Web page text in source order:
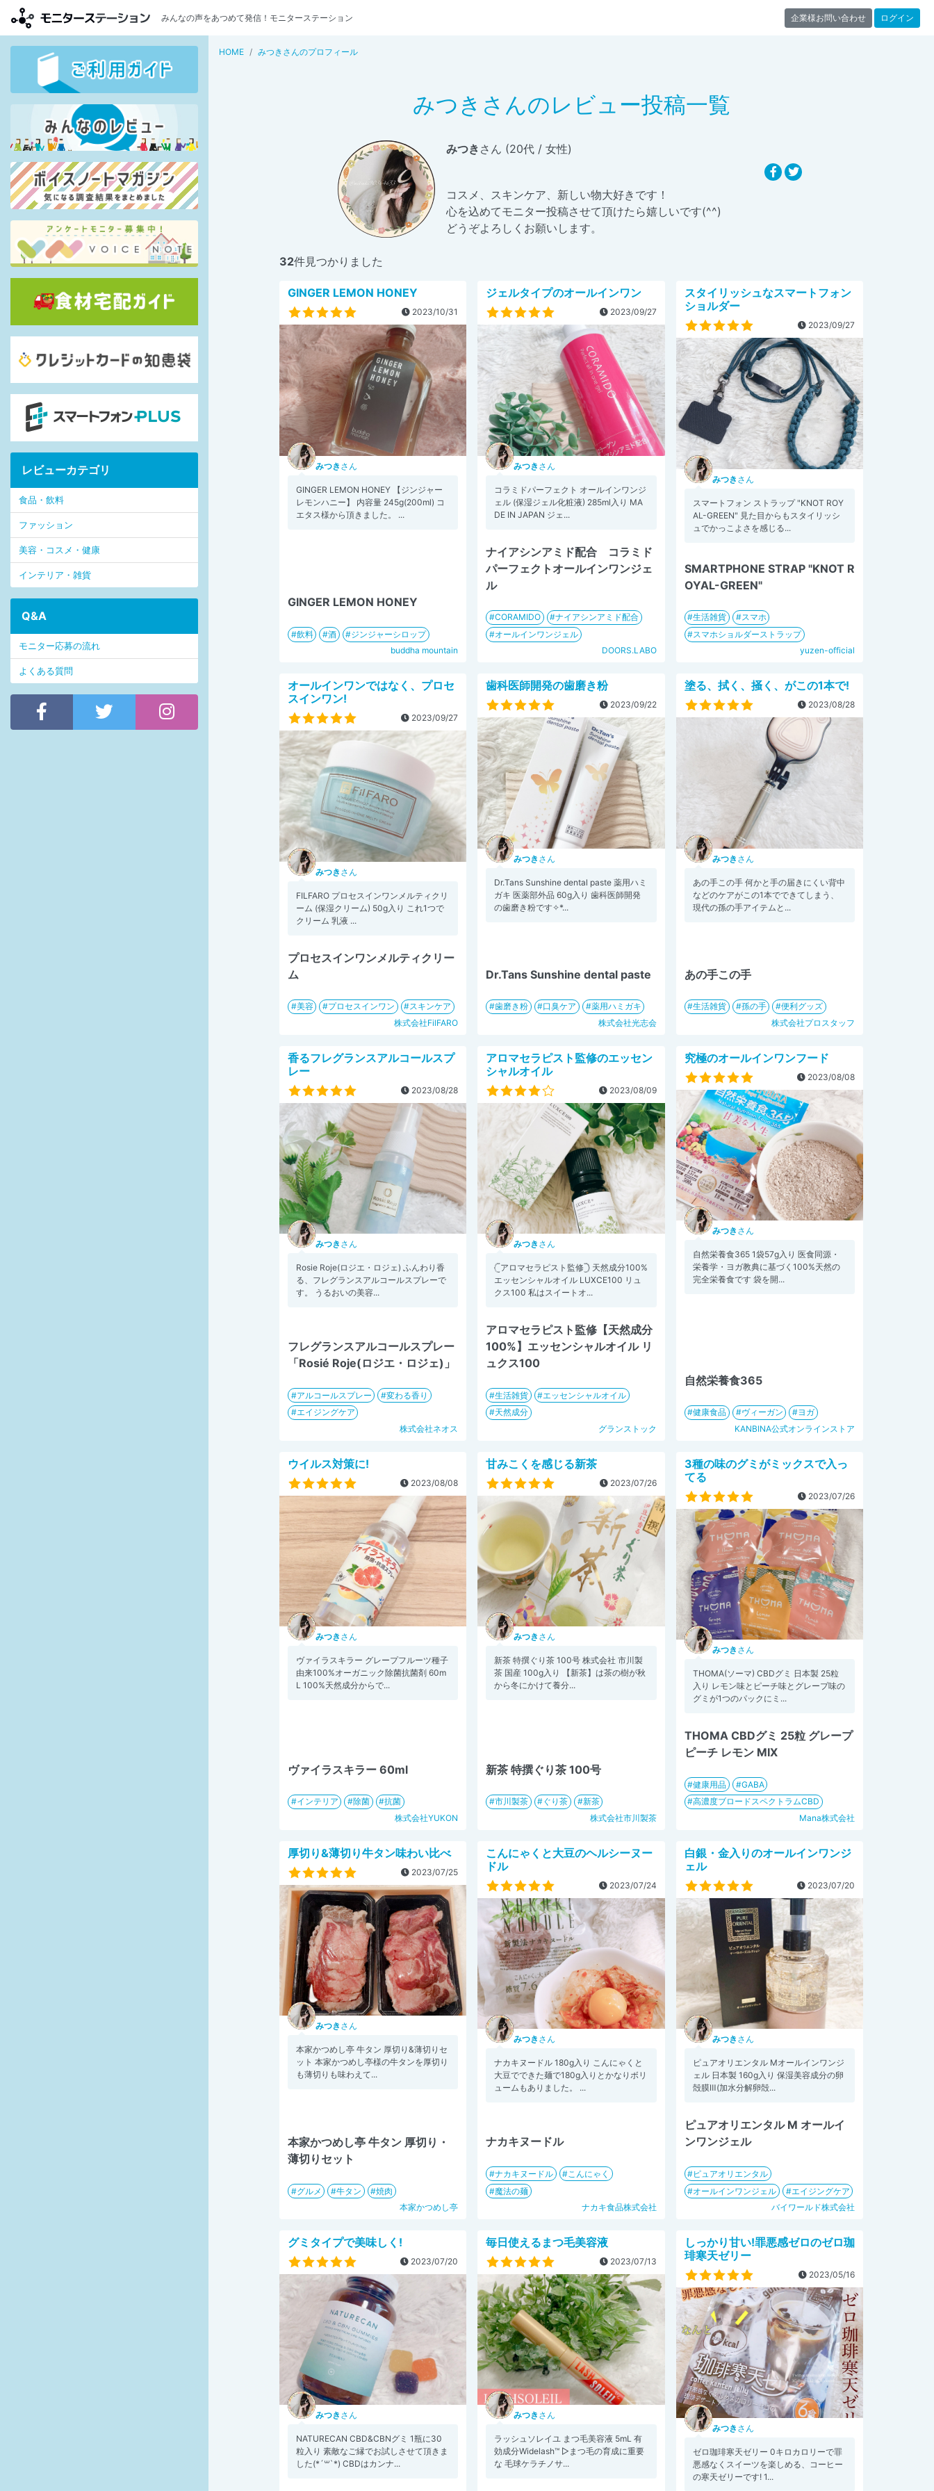
みんなの声をあつめて発信！モニターステーション 企業様お問い合わせ ログイン
HOME みつきさんのプロフィール
みつきさんのレビュー投稿一覧
みつき さん (20代 / 女性)
コスメ、スキンケア、新しい物大好きです！
心を込めてモニター投稿させて頂けたら嬉しいです(^^)
どうぞよろしくお願いします。
32件見つかりました
GINGER LEMON HONEY
2023/10/31
みつき さん
GINGER LEMON HONEY 【ジンジャー
レモンハニー】 内容量 245g(200ml) コ
エタス様から頂きました。 ...
GINGER LEMON HONEY
飲料 酒
ジンジャーシロップ
buddha mountain
ジェルタイプのオールインワン
2023/09/27
みつき さん
コラミドパーフェクト オールインワンジ
ェル (保湿ジェル化粧液) 285ml入り MA
DE IN JAPAN ジェ...
ナイアシンアミド配合 コラミド
パーフェクトオールインワンジェ
ル
CORAMIDO
ナイアシンアミド配合
オールインワンジェル
DOORS.LABO
スタイリッシュなスマートフォン
ショルダー
2023/09/27
みつき さん
スマートフォン ストラップ "KNOT ROY
AL-GREEN" 見た目からもスタイリッシ
ュでかっこよさを感じる...
SMARTPHONE STRAP "KNOT R
OYAL-GREEN"
生活雑貨
スマホ
スマホショルダーストラップ
yuzen-official
オールインワンではなく、プロセ
スインワン!
2023/09/27
みつき さん
FILFARO プロセスインワンメルティクリ
ーム (保湿クリーム) 50g入り これ1つで
クリーム 乳液 ...
プロセスインワンメルティクリー
ム
美容 プロセスインワン
スキンケア
株式会社FilFARO
歯科医師開発の歯磨き粉
2023/09/22
みつき さん
Dr.Tans Sunshine dental paste 薬用ハミ
ガキ 医薬部外品 60g入り 歯科医師開発
の歯磨き粉です✧︎*...
Dr.Tans Sunshine dental paste
歯磨き粉 口臭ケア
薬用ハミガキ
株式会社光志会
塗る、拭く、掻く、がこの1本で!
2023/08/28
みつき さん
あの手この手 何かと手の届きにくい背中
などのケアがこの1本でできてしまう、
現代の孫の手アイテムと...
あの手この手
生活雑貨 孫の手
便利グッズ
株式会社プロスタッフ
香るフレグランスアルコールスプ
レー
2023/08/28
みつき さん
Rosie Roje(ロジエ・ロジェ) ふんわり香
る、フレグランスアルコールスプレーで
す。 うるおいの美容...
フレグランスアルコールスプレー
「Rosié Roje(ロジエ・ロジェ)」
アルコールスプレー
変わる香り
エイジングケア
株式会社ネオス
アロマセラピスト監修のエッセン
シャルオイル
2023/08/09
みつき さん
𓊆アロマセラピスト監修𓊇 天然成分100%
エッセンシャルオイル LUXCE100 リュ
クス100 私はスイートオ...
アロマセラピスト監修【天然成分
100%】エッセンシャルオイル リ
ュクス100
生活雑貨
エッセンシャルオイル
天然成分
グランストック
究極のオールインワンフード
2023/08/08
みつき さん
自然栄養食365 1袋57g入り 医食同源・
栄養学・ヨガ教典に基づく100%天然の
完全栄養食です 袋を開...
自然栄養食365
健康食品 ヴィーガン
ヨガ
KANBINA公式オンラインストア
ウイルス対策に!
2023/08/08
みつき さん
ヴァイラスキラー グレープフルーツ種子
由来100%オーガニック除菌抗菌剤 60m
L 100%天然成分からで...
ヴァイラスキラー 60ml
インテリア 除菌
抗菌
株式会社YUKON
甘みこくを感じる新茶
2023/07/26
みつき さん
新茶 特撰ぐり茶 100号 株式会社 市川製
茶 国産 100g入り 【新茶】は茶の樹が秋
から冬にかけて養分...
新茶 特撰ぐり茶 100号
市川製茶 ぐり茶
新茶
株式会社市川製茶
3種の味のグミがミックスで入っ
てる
2023/07/26
みつき さん
THOMA(ソーマ) CBDグミ 日本製 25粒
入り レモン味とピーチ味とグレープ味の
グミが1つのパックにミ...
THOMA CBDグミ 25粒 グレープ
ピーチ レモン MIX
健康用品
GABA
高濃度ブロードスペクトラムCBD
Mana株式会社
厚切り&薄切り牛タン味わい比べ
2023/07/25
みつき さん
本家かつめし亭 牛タン 厚切り&薄切りセ
ット 本家かつめし亭様の牛タンを厚切り
も薄切りも味わえて...
本家かつめし亭 牛タン 厚切り・
薄切りセット
グルメ 牛タン
焼肉
本家かつめし亭
こんにゃくと大豆のヘルシーヌー
ドル
2023/07/24
みつき さん
ナカキヌードル 180g入り こんにゃくと
大豆でできた麺で180g入りとかなりボリ
ュームもありました。 ...
ナカキヌードル
ナカキヌードル
こんにゃく
魔法の麺
ナカキ食品株式会社
白銀・金入りのオールインワンジ
ェル
2023/07/20
みつき さん
ピュアオリエンタル Mオールインワンジ
ェル 日本製 160g入り 保湿美容成分の卵
殻膜Ⅲ(加水分解卵殻...
ピュアオリエンタル M オールイ
ンワンジェル
ピュアオリエンタル
オールインワンジェル
エイジングケア
バイワールド株式会社
グミタイプで美味しく!
2023/07/20
みつき さん
NATURECAN CBD&CBNグミ 1瓶に30
粒入り 素敵なご縁でお試しさせて頂きま
した(*´꒳`*) CBDはカンナ...
毎日使えるまつ毛美容液
2023/07/13
みつき さん
ラッシュソレイユ まつ毛美容液 5mL 有
効成分Widelash™️ ▷まつ毛の育成に重要
な 毛球ケラチノサ...
しっかり甘い!罪悪感ゼロのゼロ珈
琲寒天ゼリー
2023/05/16
みつき さん
ゼロ珈琲寒天ゼリー 0キロカロリーで罪
悪感なくスイーツを楽しめる、コーヒー
の寒天ゼリーです! 1...
レビューカテゴリ
食品・飲料
ファッション
美容・コスメ・健康
インテリア・雑貨
Q&A
モニター応募の流れ
よくある質問